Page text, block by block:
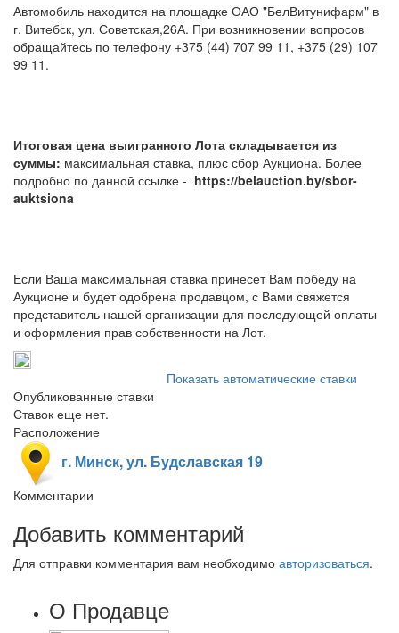
Автомобиль находится на площадке ОАО "БелВитунифарм" в
г. Витебск, ул. Советская,26А. При возникновении вопросов
обращайтесь по телефону +375 (44) 707 99 11, +375 (29) 107
99 11.
Итоговая цена выигранного Лота складывается из
суммы: максимальная ставка, плюс сбор Аукциона. Более
подробно по данной ссылке - https://belauction.by/sbor-
auktsiona
Если Ваша максимальная ставка принесет Вам победу на
Аукционе и будет одобрена продавцом, с Вами свяжется
представитель нашей организации для последующей оплаты
и оформления прав собственности на Лот.
Показать автоматические ставки
Опубликованные ставки
Ставок еще нет.
Расположение
г. Минск, ул. Будславская 19
Комментарии
Добавить комментарий
Для отправки комментария вам необходимо авторизоваться.
О Продавце